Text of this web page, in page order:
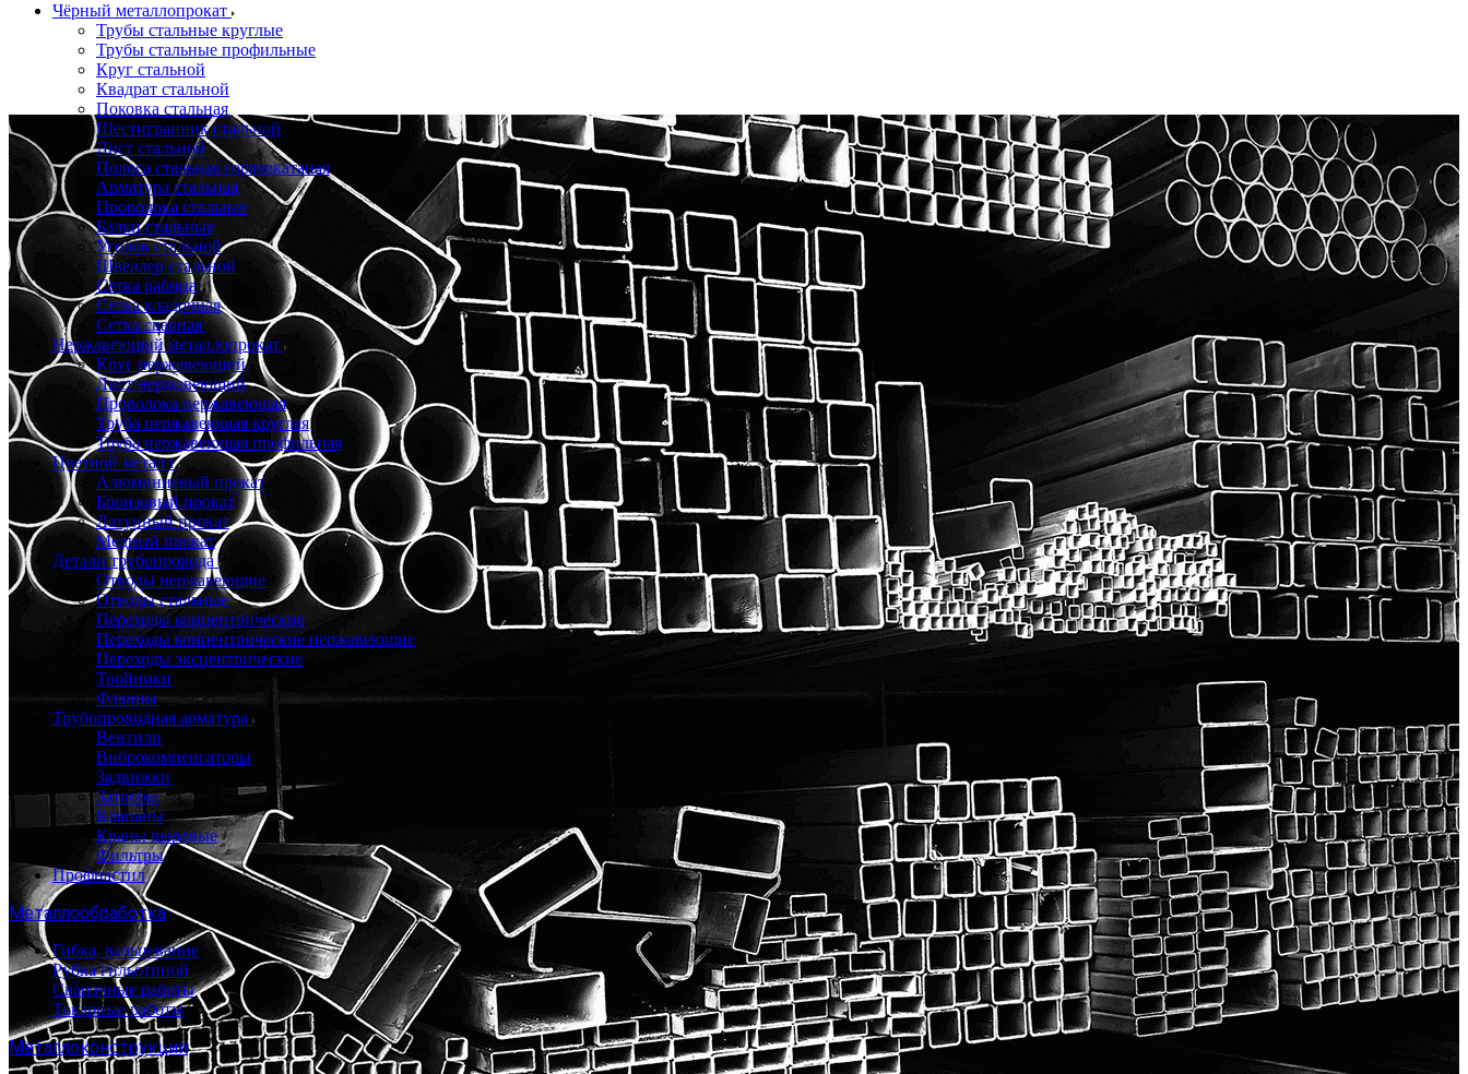
Чёрный металлопрокат
Трубы стальные круглые
Трубы стальные профильные
Круг стальной
Квадрат стальной
Поковка стальная
Шестигранник стальной
Лист стальной
Полоса стальная горячекатаная
Арматура стальная
Проволока стальная
Балки стальные
Уголок стальной
Швеллер стальной
Сетка рабица
Сетка кладочная
Сетка сварная
Нержавеющий металлопрокат
Круг нержавеющий
Лист нержавеющий
Проволока нержавеющая
Труба нержавеющая круглая
Труба нержавеющая профильная
Цветной металл
Алюминиевый прокат
Бронзовый прокат
Латунный прокат
Медный прокат
Детали трубопровода
Отводы нержавеющие
Отводы стальные
Переходы концентрические
Переходы концентрические нержавеющие
Переходы эксцентрические
Тройники
Фланцы
Трубопроводная арматура
Вентили
Виброкомпенсаторы
Задвижки
Затворы
Клапаны
Краны шаровые
Фильтры
Профнастил
Металлообработка
Гибка, вальцевание
Рубка гильотиной
Сварочные работы
Токарные работы
Металлоконструкции